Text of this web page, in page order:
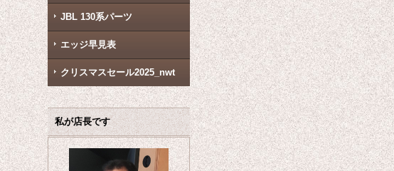
JBL 130系パーツ
エッジ早見表
クリスマスセール2025_nwt
私が店長です